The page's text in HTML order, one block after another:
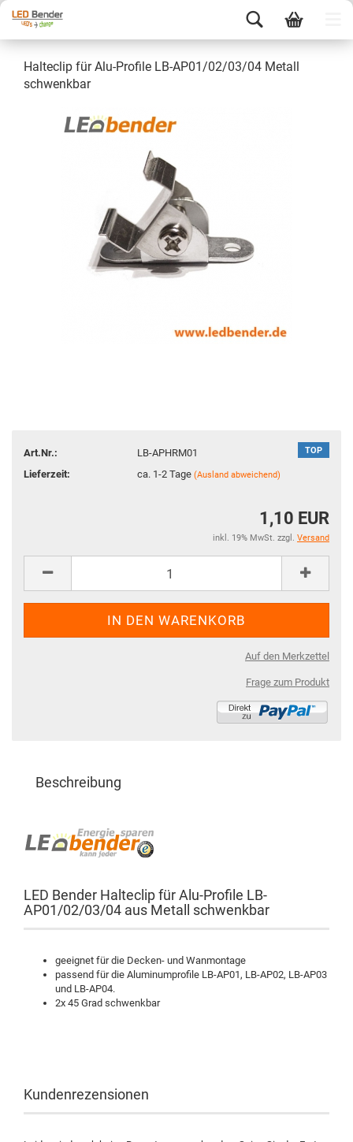
Halteclip für Alu-Profile LB-AP01/02/03/04 Metall
schwenkbar
TOP
Art.Nr.:
LB-APHRM01
Lieferzeit:
ca. 1-2 Tage(Ausland abweichend)
1,10 EUR
inkl. 19% MwSt. zzgl. Versand
Auf den Merkzettel
Frage zum Produkt
Beschreibung
LED Bender Halteclip für Alu-Profile LB-
AP01/02/03/04 aus Metall schwenkbar
geeignet für die Decken- und Wanmontage
passend für die Aluminumprofile LB-AP01, LB-AP02, LB-AP03
und LB-AP04.
2x 45 Grad schwenkbar
Kundenrezensionen